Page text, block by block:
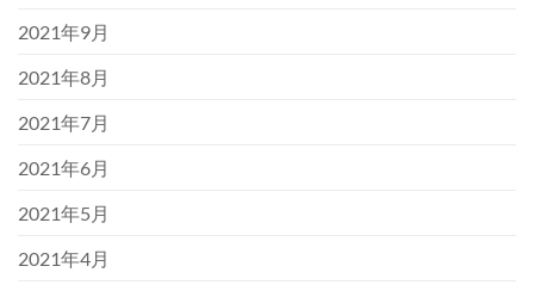
2021年9月
2021年8月
2021年7月
2021年6月
2021年5月
2021年4月